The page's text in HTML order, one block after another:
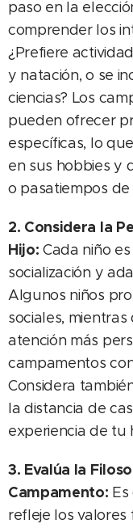
paso en la
comprender los
¿Prefiere
y natación, o se
ciencias? Los
pueden ofrecer
específicas, lo
en sus hobbies y
o pasatiempos de
2. Considera la
Hijo: Cada niño
socialización y
Algunos niños
sociales,
atención más
campamentos
Considera
la distancia de
experiencia de tu
3. Evalúa la
Campamento:
refleje los